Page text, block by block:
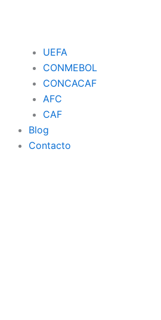
UEFA
CONMEBOL
CONCACAF
AFC
CAF
Blog
Contacto